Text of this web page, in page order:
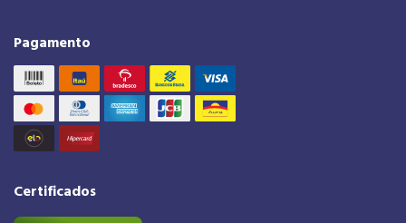
Pagamento
Certificados